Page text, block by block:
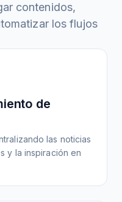
contenidos,
los flujos
de
las noticias
y la inspiración en